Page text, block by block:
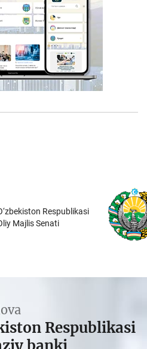
Respublikasi
Majlis Senati
Respublikasi